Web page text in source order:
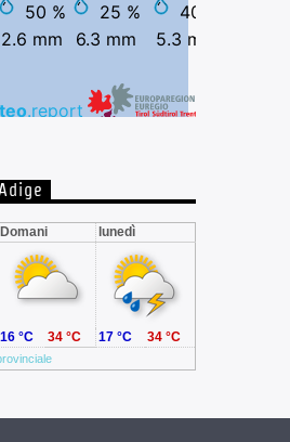
Domani lunedì
16 °C 34 °C 17 °C 34 °C